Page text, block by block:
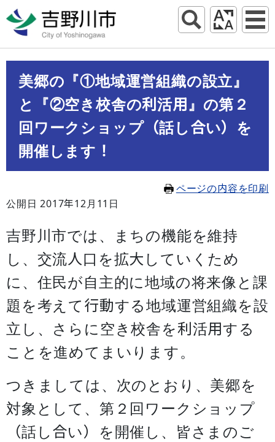
美郷の『①地域運営組織の設立』
と『②空き校舎の利活用』の第２
回ワークショップ（話し合い）を
開催します！
ページの内容を印刷
公開日 2017年12月11日
吉野川市では、まちの機能を維持
し、交流人口を拡大していくため
に、住民が自主的に地域の将来像と課
題を考えて行動する地域運営組織を設
立し、さらに空き校舎を利活用する
ことを進めてまいります。
つきましては、次のとおり、美郷を
対象として、第２回ワークショップ
（話し合い）を開催し、皆さまのご